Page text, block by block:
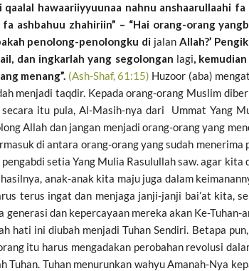
qaalal hawaariiyyuunaa nahnu
fa ashbahuu zhahiriin” – “Hai orang-orang
penolong-penolongku di jalan Allah?’
dan ingkarlah yang segolongan lagi,
menang”. (Ash-Shaf, 61:15) Huzoor (aba)
menjadi taqdir. Kepada orang-orang Muslim
itu pula, Al-Masih-nya dari Ummat Yang
Allah dan jangan menjadi orang-orang yang
di antara orang-orang yang sudah
setia Yang Mulia Rasulullah saw. agar
anak-anak kita maju juga dalam
terus ingat dan menjaga janji-janji bai’at kita,
generasi dan kepercayaan mereka akan Ke-
hati ini diubah menjadi Tuhan Sendiri. Betapa
itu harus mengadakan perobahan revolusi
Tuhan. Tuhan menurunkan wahyu Amanah-Nya